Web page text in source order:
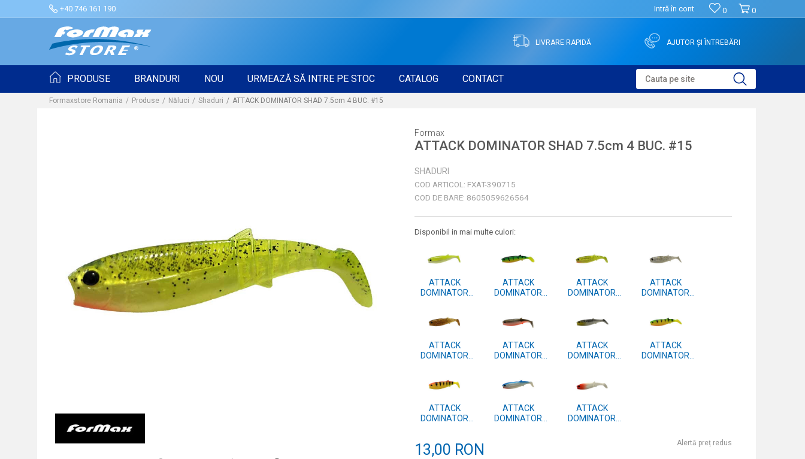
+40 746 161 190 0
0
Intră în cont
LIVRARE RAPIDĂ AJUTOR ȘI ÎNTREBĂRI
PRODUSE BRANDURI NOU URMEAZĂ SĂ INTRE PE STOC CATALOG CONTACT Cauta pe site
Formaxstore Romania Produse Năluci Shaduri ATTACK DOMINATOR SHAD 7.5cm 4 BUC. #15
Formax
ATTACK DOMINATOR SHAD 7.5cm 4 BUC. #15
SHADURI
COD ARTICOL: FXAT-390715
COD DE BARE: 8605059626564
Disponibil in mai multe culori:
ATTACK
DOMINATOR
ATTACK
DOMINATOR
ATTACK
DOMINATOR
ATTACK
DOMINATOR
ATTACK
DOMINATOR
ATTACK
DOMINATOR
ATTACK
DOMINATOR
ATTACK
DOMINATOR
ATTACK
DOMINATOR
ATTACK
DOMINATOR
ATTACK
DOMINATOR
13,00 RON Alertă preț redus